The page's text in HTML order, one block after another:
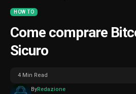
HOW TO
Come comprare
Sicuro
ByRedazione
4 Min Read